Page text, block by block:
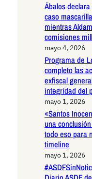
Ábalos
caso
mientras
comisiones
mayo 4, 2026
Programa de
completo las
exfiscal
integridad del
mayo 1, 2026
«Santos
una
todo eso para
timeline
mayo 1, 2026